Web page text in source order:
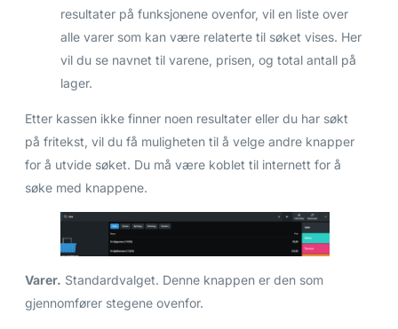
resultater på funksjonene ovenfor, vil en liste over
alle varer som kan være relaterte til søket vises. Her
vil du se navnet til varene, prisen, og total antall på
lager.
Etter kassen ikke finner noen resultater eller du har søkt
på fritekst, vil du få muligheten til å velge andre knapper
for å utvide søket. Du må være koblet til internett for å
søke med knappene.
Varer. Standardvalget. Denne knappen er den som
gjennomfører stegene ovenfor.